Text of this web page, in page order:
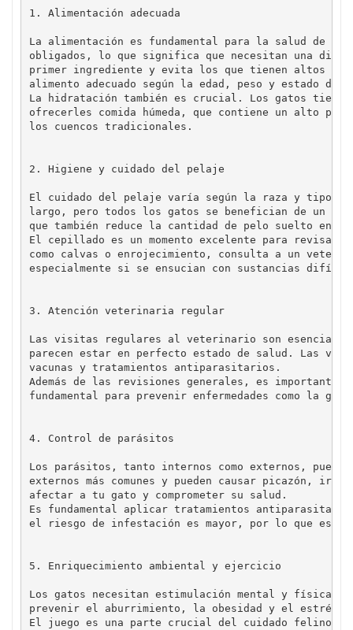
1. Alimentación adecuada
La alimentación es fundamental para la salud de
obligados, lo que significa que necesitan una dieta
primer ingrediente y evita los que tienen altos
alimento adecuado según la edad, peso y estado de
La hidratación también es crucial. Los gatos
ofrecerles comida húmeda, que contiene un alto
2. Higiene y cuidado del pelaje
El cuidado del pelaje varía según la raza y tipo
largo, pero todos los gatos se benefician de un
que también reduce la cantidad de pelo suelto en
El cepillado es un momento excelente para
como calvas o enrojecimiento, consulta a un
3. Atención veterinaria regular
Las visitas regulares al veterinario son
parecen estar en perfecto estado de salud. Las
vacunas y tratamientos antiparasitarios.
Además de las revisiones generales, es importante
4. Control de parásitos
Los parásitos, tanto internos como externos,
externos más comunes y pueden causar picazón,
afectar a tu gato y comprometer su salud.
Es fundamental aplicar tratamientos
5. Enriquecimiento ambiental y ejercicio
Los gatos necesitan estimulación mental y física
prevenir el aburrimiento, la obesidad y el estrés.
El juego es una parte crucial del cuidado felino.